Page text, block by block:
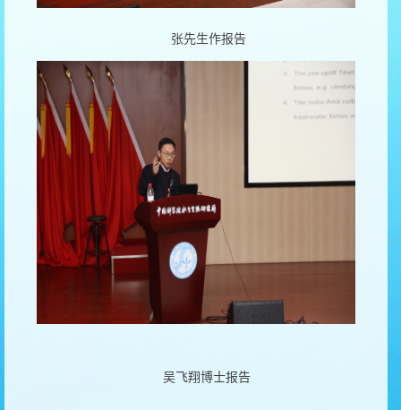
张先生作报告
吴飞翔博士报告